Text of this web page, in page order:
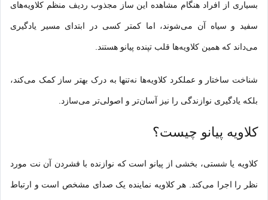
بسیاری از افراد هنگام مشاهده این ساز مجذوب ردیف منظم کلاویه‌های
سفید و سیاه آن می‌شوند، اما کمتر کسی در ابتدای مسیر یادگیری
می‌داند که همین کلاویه‌ها قلب تپنده پیانو هستند.
شناخت ساختار و عملکرد کلاویه‌ها نه‌تنها به درک بهتر ساز کمک می‌کند،
بلکه یادگیری نوازندگی را نیز آسان‌تر و اصولی‌تر می‌سازد.
کلاویه پیانو چیست؟
کلاویه یا شستی، بخشی از پیانو است که نوازنده با فشردن آن نت مورد
نظر را اجرا می‌کند. هر کلاویه نماینده یک صدای مشخص است و ارتباط